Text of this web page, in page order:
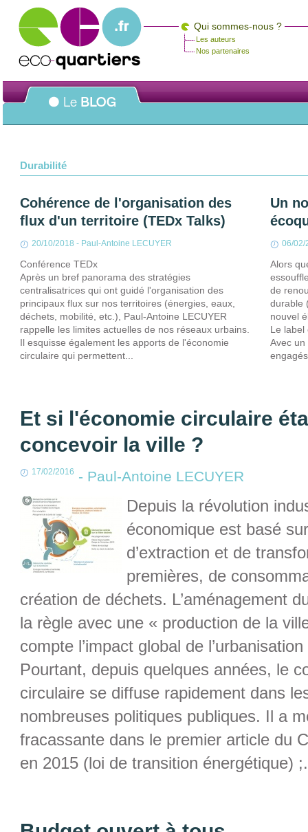
Qui sommes-nous ?
Les auteurs
Nos partenaires
Durabilité
Cohérence de l'organisation des
flux d'un territoire (TEDx Talks)
20/10/2018 - Paul-Antoine LECUYER
Conférence TEDx
Après un bref panorama des stratégies
centralisatrices qui ont guidé l'organisation des
principaux flux sur nos territoires (énergies, eaux,
déchets, mobilité, etc.), Paul-Antoine LECUYER
rappelle les limites actuelles de nos réseaux urbains.
Il esquisse également les apports de l'économie
circulaire qui permettent...
Un
06/02/
Alors
de
durable
nouvel
Le label
Avec
Et si l'économie circulaire
concevoir la ville ?
17/02/2016 - Paul-Antoine LECUYER
Depuis la révolution
économique est basé
d’extraction et de
premières, de
création de déchets. L’aménagement
la règle avec une « production de la
compte l’impact global de
Pourtant, depuis quelques années, le
circulaire se diffuse rapidement dans
nombreuses politiques publiques. Il a
fracassante dans le premier article du
en 2015 (loi de transition énergétique)